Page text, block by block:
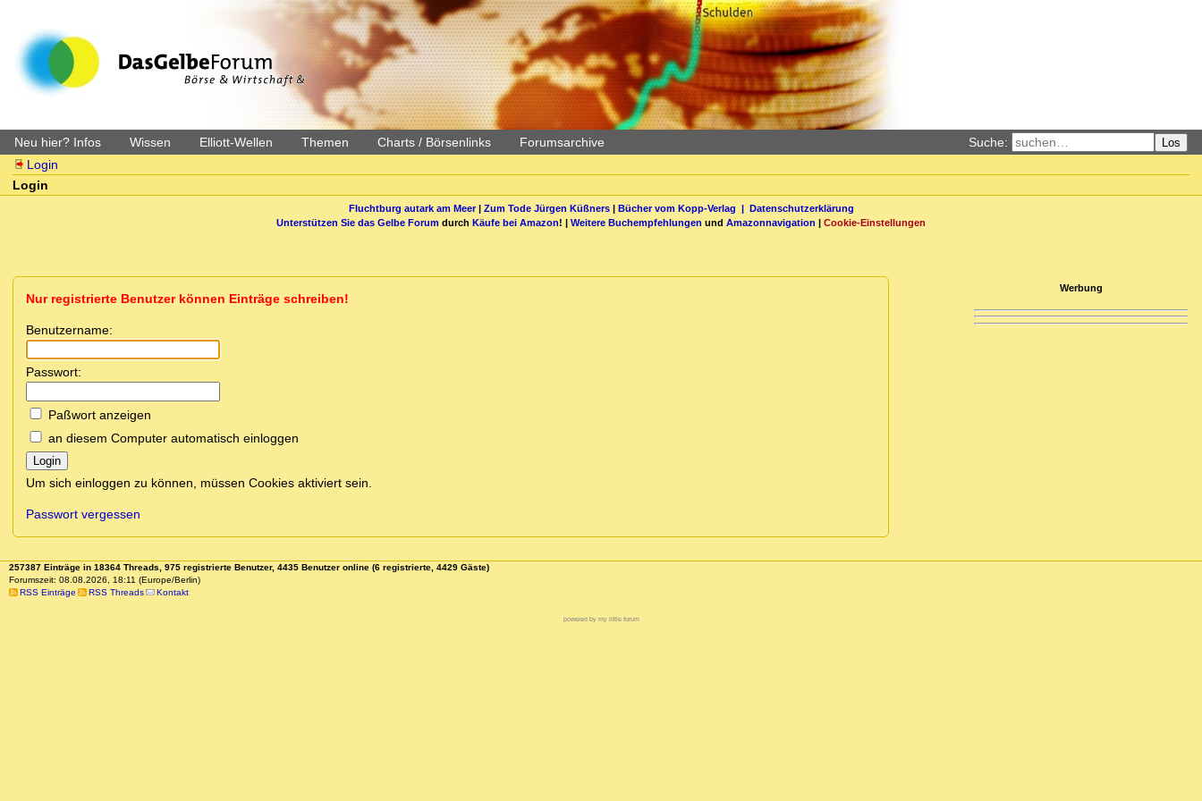
Neu hier? Infos Wissen Elliott-Wellen Themen Charts / Börsenlinks Forumsarchive Suche: Los
Login
Login
Fluchtburg autark am Meer| Zum Tode Jürgen Küßners| Bücher vom Kopp-Verlag | Datenschutzerklärung
Unterstützen Sie das Gelbe Forum durch Käufe bei Amazon! | Weitere Buchempfehlungen und Amazonnavigation | Cookie-Einstellungen
Nur registrierte Benutzer können Einträge schreiben!
Benutzername:
Passwort:
Paßwort anzeigen
an diesem Computer automatisch einloggen
Login
Um sich einloggen zu können, müssen Cookies aktiviert sein.
Passwort vergessen
Werbung
257387 Einträge in 18364 Threads, 975 registrierte Benutzer, 4435 Benutzer online (6 registrierte, 4429 Gäste)
Forumszeit: 08.08.2026, 18:11 (Europe/Berlin)
RSS Einträge
RSS Threads Kontakt
powered by my little forum